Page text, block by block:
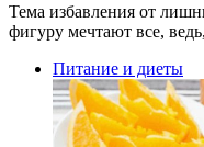
Тема избавления от
фигуру мечтают все,
Питание и диеты